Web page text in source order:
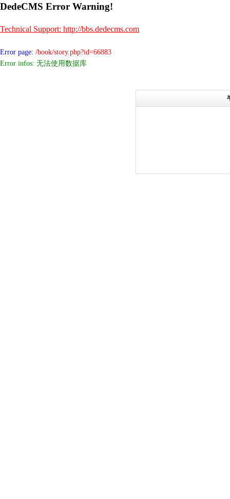
DedeCMS Error Warning!
Technical Support: http://bbs.dedecms.com
Error page: /book/story.php?id=66883
Error infos: 无法使用数据库